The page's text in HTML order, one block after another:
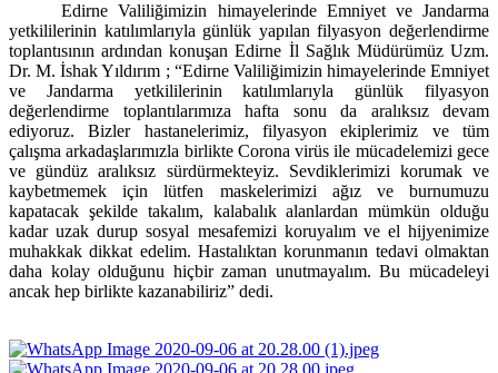
Edirne Valiliğimizin himayelerinde Emniyet ve Jandarma
yetkililerinin katılımlarıyla günlük yapılan filyasyon değerlendirme
toplantısının ardından konuşan Edirne İl Sağlık Müdürümüz Uzm.
Dr. M. İshak Yıldırım ; “Edirne Valiliğimizin himayelerinde Emniyet
ve Jandarma yetkililerinin katılımlarıyla günlük filyasyon
değerlendirme toplantılarımıza hafta sonu da aralıksız devam
ediyoruz. Bizler hastanelerimiz, filyasyon ekiplerimiz ve tüm
çalışma arkadaşlarımızla birlikte Corona virüs ile mücadelemizi gece
ve gündüz aralıksız sürdürmekteyiz. Sevdiklerimizi korumak ve
kaybetmemek için lütfen maskelerimizi ağız ve burnumuzu
kapatacak şekilde takalım, kalabalık alanlardan mümkün olduğu
kadar uzak durup sosyal mesafemizi koruyalım ve el hijyenimize
muhakkak dikkat edelim. Hastalıktan korunmanın tedavi olmaktan
daha kolay olduğunu hiçbir zaman unutmayalım. Bu mücadeleyi
ancak hep birlikte kazanabiliriz” dedi.